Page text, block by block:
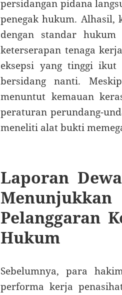
persidangan pidana
penegak hukum. Alhasil,
dengan standar hukum
keterserapan tenaga
eksepsi yang tinggi
bersidang nanti.
menuntut kemauan
peraturan perundang-
meneliti alat bukti
Laporan
Pelanggaran
Hukum
Sebelumnya, para
performa kerja